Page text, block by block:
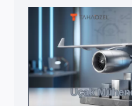
NEDIR,
KESIT